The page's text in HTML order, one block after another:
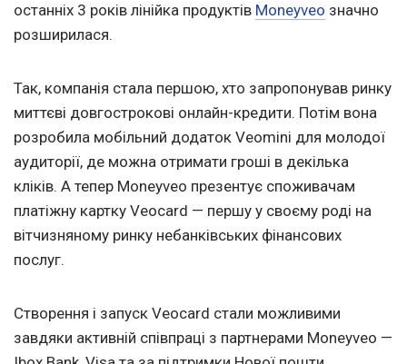
останніх 3 років лінійка продуктів Moneyveo значно
розширилася.
Так, компанія стала першою, хто запропонував ринку
миттєві довгострокові онлайн-кредити. Потім вона
розробила мобільний додаток Veomini для молодої
аудиторії, де можна отримати гроші в декілька
кліків. А тепер Moneyveo презентує споживачам
платіжну картку Veocard — першу у своєму роді на
вітчизняному ринку небанківських фінансових
послуг.
Створення і запуск Veocard стали можливими
завдяки активній співпраці з партнерами Moneyveo —